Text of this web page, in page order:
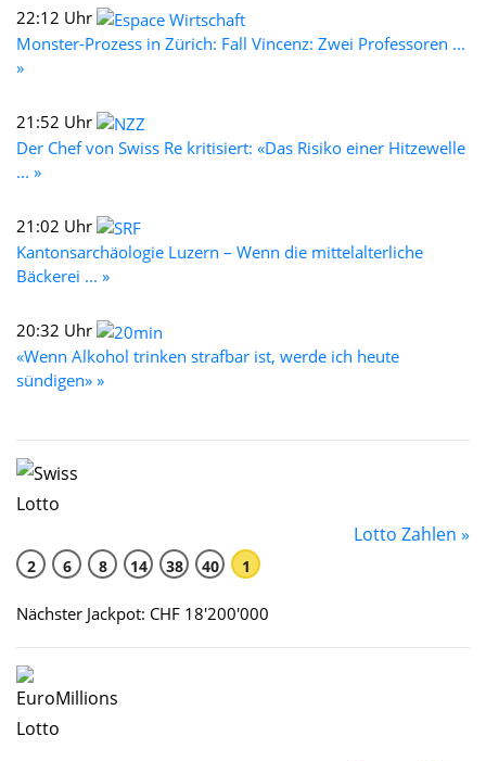
22:12 Uhr
Monster-Prozess in Zürich: Fall Vincenz: Zwei Professoren ...
»
21:52 Uhr
Der Chef von Swiss Re kritisiert: «Das Risiko einer Hitzewelle
... »
21:02 Uhr
Kantonsarchäologie Luzern – Wenn die mittelalterliche
Bäckerei ... »
20:32 Uhr
«Wenn Alkohol trinken strafbar ist, werde ich heute
sündigen» »
Lotto Zahlen »
2 6 8 14 38 40 1
Nächster Jackpot: CHF 18'200'000